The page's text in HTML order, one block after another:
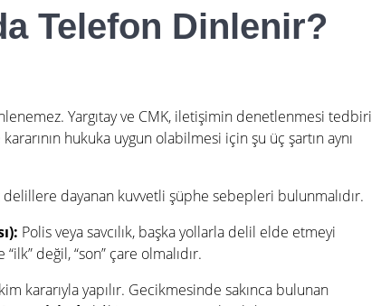
Telefon Dinlenir?
Yargıtay ve CMK, iletişimin denetlenmesi tedbiri
hukuka uygun olabilmesi için şu üç şartın aynı
dayanan kuvvetli şüphe sebepleri bulunmalıdır.
Polis veya savcılık, başka yollarla delil elde etmeyi
değil, “son” çare olmalıdır.
kararıyla yapılır. Gecikmesinde sakınca bulunan